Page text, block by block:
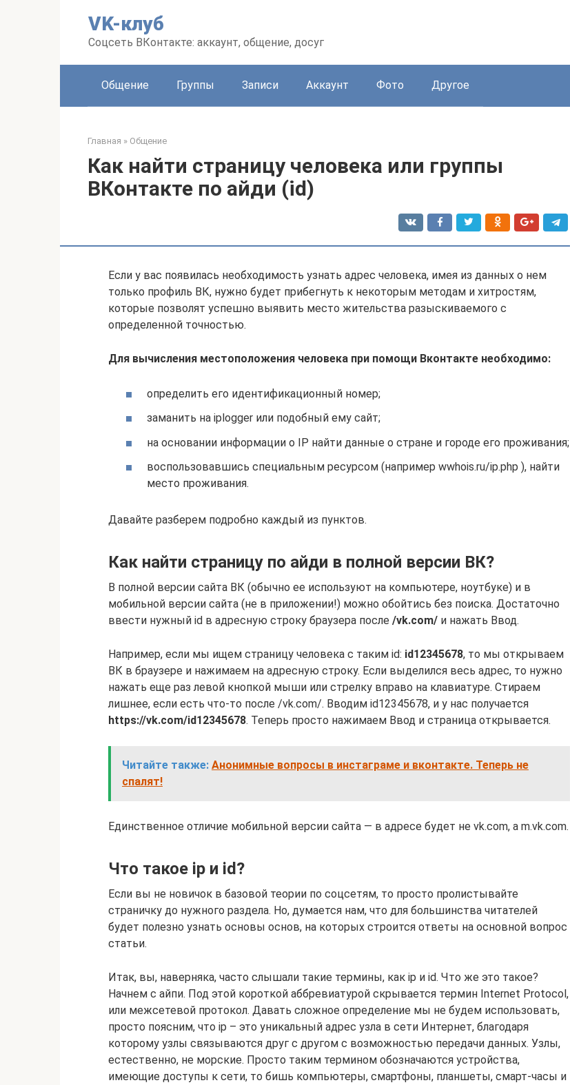
VK-клуб
Соцсеть ВКонтакте: аккаунт, общение, досуг
Общение Группы Записи Аккаунт Фото Другое
Главная » Общение
Как найти страницу человека или группы
ВКонтакте по айди (id)
Если у вас появилась необходимость узнать адрес человека, имея из данных о нем
только профиль ВК, нужно будет прибегнуть к некоторым методам и хитростям,
которые позволят успешно выявить место жительства разыскиваемого с
определенной точностью.
Для вычисления местоположения человека при помощи Вконтакте необходимо:
определить его идентификационный номер;
заманить на iplogger или подобный ему сайт;
на основании информации о IP найти данные о стране и городе его проживания;
воспользовавшись специальным ресурсом (например wwhois.ru/ip.php ), найти
место проживания.
Давайте разберем подробно каждый из пунктов.
Как найти страницу по айди в полной версии ВК?
В полной версии сайта ВК (обычно ее используют на компьютере, ноутбуке) и в
мобильной версии сайта (не в приложении!) можно обойтись без поиска. Достаточно
ввести нужный id в адресную строку браузера после /vk.com/ и нажать Ввод.
Например, если мы ищем страницу человека с таким id: id12345678, то мы открываем
ВК в браузере и нажимаем на адресную строку. Если выделился весь адрес, то нужно
нажать еще раз левой кнопкой мыши или стрелку вправо на клавиатуре. Стираем
лишнее, если есть что-то после /vk.com/. Вводим id12345678, и у нас получается
https://vk.com/id12345678. Теперь просто нажимаем Ввод и страница открывается.
Читайте также: Анонимные вопросы в инстаграме и вконтакте. Теперь не
спалят!
Единственное отличие мобильной версии сайта — в адресе будет не vk.com, а m.vk.com.
Что такое ip и id?
Если вы не новичок в базовой теории по соцсетям, то просто пролистывайте
страничку до нужного раздела. Но, думается нам, что для большинства читателей
будет полезно узнать основы основ, на которых строится ответы на основной вопрос
статьи.
Итак, вы, наверняка, часто слышали такие термины, как ip и id. Что же это такое?
Начнем с айпи. Под этой короткой аббревиатурой скрывается термин Internet Protocol,
или межсетевой протокол. Давать сложное определение мы не будем использовать,
просто поясним, что ip – это уникальный адрес узла в сети Интернет, благодаря
которому узлы связываются друг с другом с возможностью передачи данных. Узлы,
естественно, не морские. Просто таким термином обозначаются устройства,
имеющие доступы к сети, то бишь компьютеры, смартфоны, планшеты, смарт-часы и